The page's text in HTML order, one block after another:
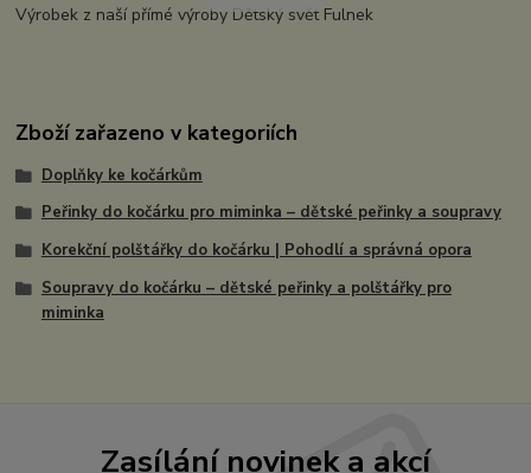
Výrobek z naší přímé výroby Dětský svět Fulnek
Zboží zařazeno v kategoriích
Doplňky ke kočárkům
Peřinky do kočárku pro miminka – dětské peřinky a soupravy
Korekční polštářky do kočárku | Pohodlí a správná opora
Soupravy do kočárku – dětské peřinky a polštářky pro
miminka
Zasílání novinek a akcí